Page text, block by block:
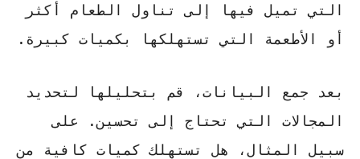
التي تميل فيها إلى تناول الطعام أكثر
أو الأطعمة التي تستهلكها بكميات كبيرة.
بعد جمع البيانات، قم بتحليلها لتحديد
المجالات التي تحتاج إلى تحسين. على
سبيل المثال، هل تستهلك كميات كافية من